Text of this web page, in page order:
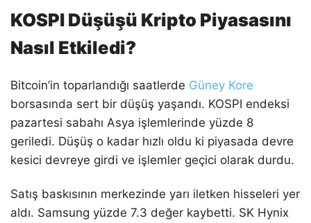
KOSPI Düşüşü Kripto Piyasasını
Nasıl Etkiledi?
Bitcoin’in toparlandığı saatlerde Güney Kore
borsasında sert bir düşüş yaşandı. KOSPI endeksi
pazartesi sabahı Asya işlemlerinde yüzde 8
geriledi. Düşüş o kadar hızlı oldu ki piyasada devre
kesici devreye girdi ve işlemler geçici olarak durdu.
Satış baskısının merkezinde yarı iletken hisseleri yer
aldı. Samsung yüzde 7.3 değer kaybetti. SK Hynix